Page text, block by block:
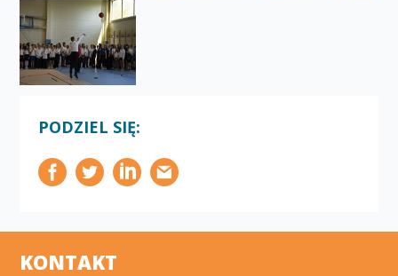
PODZIEL SIĘ:
KONTAKT